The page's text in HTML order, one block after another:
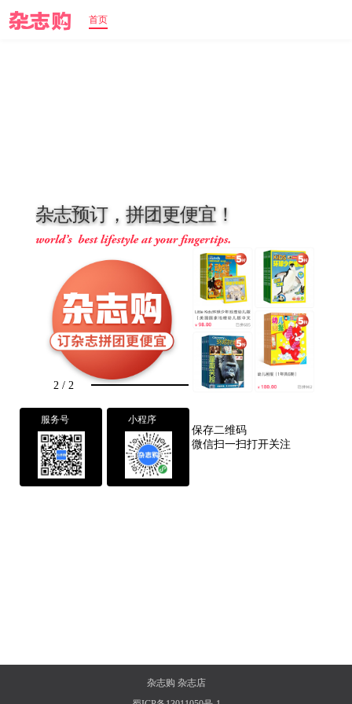
首页
杂志预订， 拼团更便宜！
2/ 2
服务号 小程序
保存二维码
微信扫一扫打开关注
杂志购 杂志店